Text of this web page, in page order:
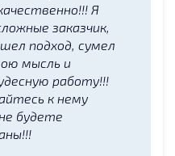
Я
заказчик,
подход, сумел
мысль и
работу!!!
к нему
будете